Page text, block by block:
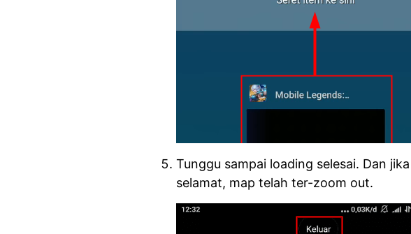
Tunggu sampai loading selesai. Dan
selamat, map telah ter-zoom out.